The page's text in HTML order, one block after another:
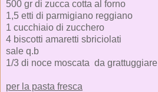
500 gr di zucca cotta al forno
1,5 etti di parmigiano reggiano
1 cucchiaio di zucchero
4 biscotti amaretti sbriciolati
sale q.b
1/3 di noce moscata da grattuggiare
per la pasta fresca